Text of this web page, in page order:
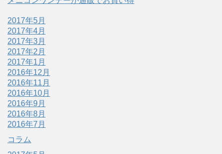
2017年5月
2017年4月
2017年3月
2017年2月
2017年1月
2016年12月
2016年11月
2016年10月
2016年9月
2016年8月
2016年7月
コラム